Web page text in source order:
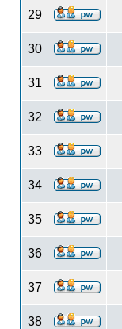
29
30
31
32
33
34
35
36
37
38